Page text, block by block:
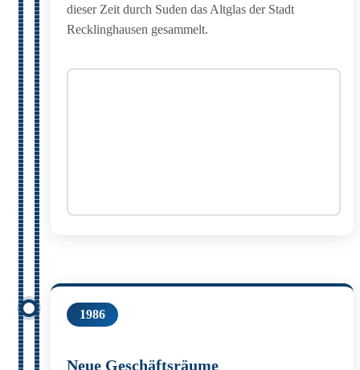
dieser Zeit durch Suden das Altglas der Stadt
Recklinghausen gesammelt.
1986
Neue Geschäftsräume